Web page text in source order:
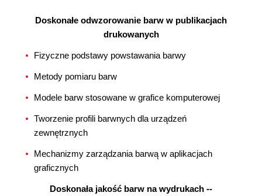
Doskonałe odwzorowanie barw w publikacjach
drukowanych
Fizyczne podstawy powstawania barwy
Metody pomiaru barw
Modele barw stosowane w grafice komputerowej
Tworzenie profili barwnych dla urządzeń
zewnętrznych
Mechanizmy zarządzania barwą w aplikacjach
graficznych
Doskonała jakość barw na wydrukach --